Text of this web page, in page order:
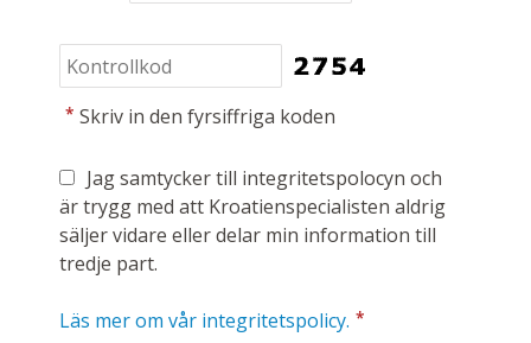
* Skriv in den fyrsiffriga koden
Jag samtycker till integritetspolocyn och
är trygg med att Kroatienspecialisten aldrig
säljer vidare eller delar min information till
tredje part.
Läs mer om vår integritetspolicy. *